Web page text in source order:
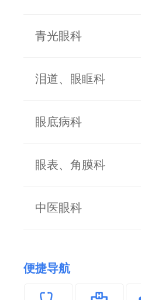
青光眼科
泪道、眼眶科
眼底病科
眼表、角膜科
中医眼科
便捷导航